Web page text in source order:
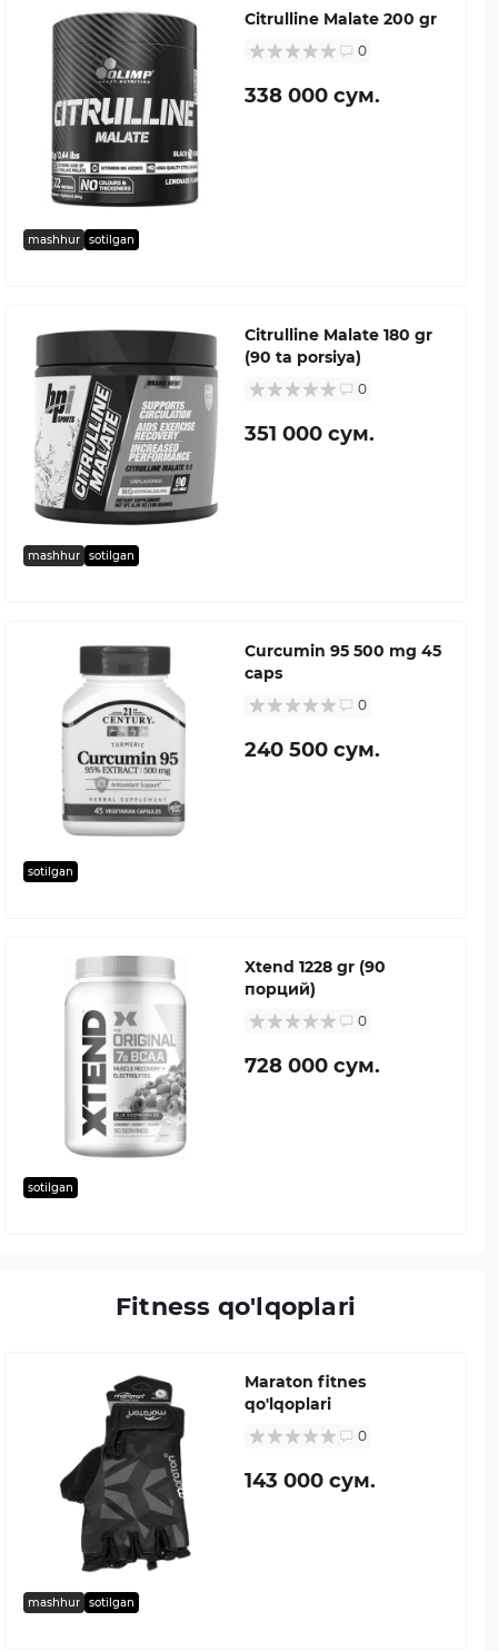
mashhur sotilgan
Citrulline Malate 200 gr
0
338 000 сум.
mashhur sotilgan
Citrulline Malate 180 gr
(90 ta porsiya)
0
351 000 сум.
sotilgan
Curcumin 95 500 mg 45
caps
0
240 500 сум.
sotilgan
Xtend 1228 gr (90
порций)
0
728 000 сум.
Fitness qo'lqoplari
mashhur sotilgan
Maraton fitnes
qo'lqoplari
0
143 000 сум.